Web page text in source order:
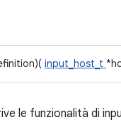
input_host_t
le funzionalità di